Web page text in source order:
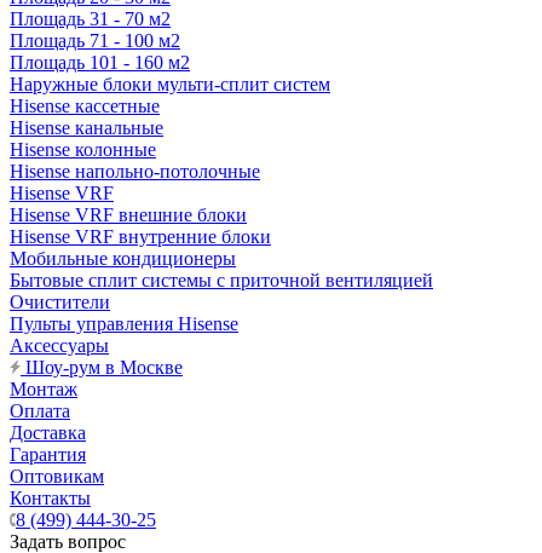
Площадь 31 - 70 м2
Площадь 71 - 100 м2
Площадь 101 - 160 м2
Наружные блоки мульти-сплит систем
Hisense кассетные
Hisense канальные
Hisense колонные
Hisense напольно-потолочные
Hisense VRF
Hisense VRF внешние блоки
Hisense VRF внутренние блоки
Мобильные кондиционеры
Бытовые сплит системы с приточной вентиляцией
Очистители
Пульты управления Hisense
Аксессуары
Шоу-рум в Москве
Монтаж
Оплата
Доставка
Гарантия
Оптовикам
Контакты
8 (499) 444-30-25
Задать вопрос